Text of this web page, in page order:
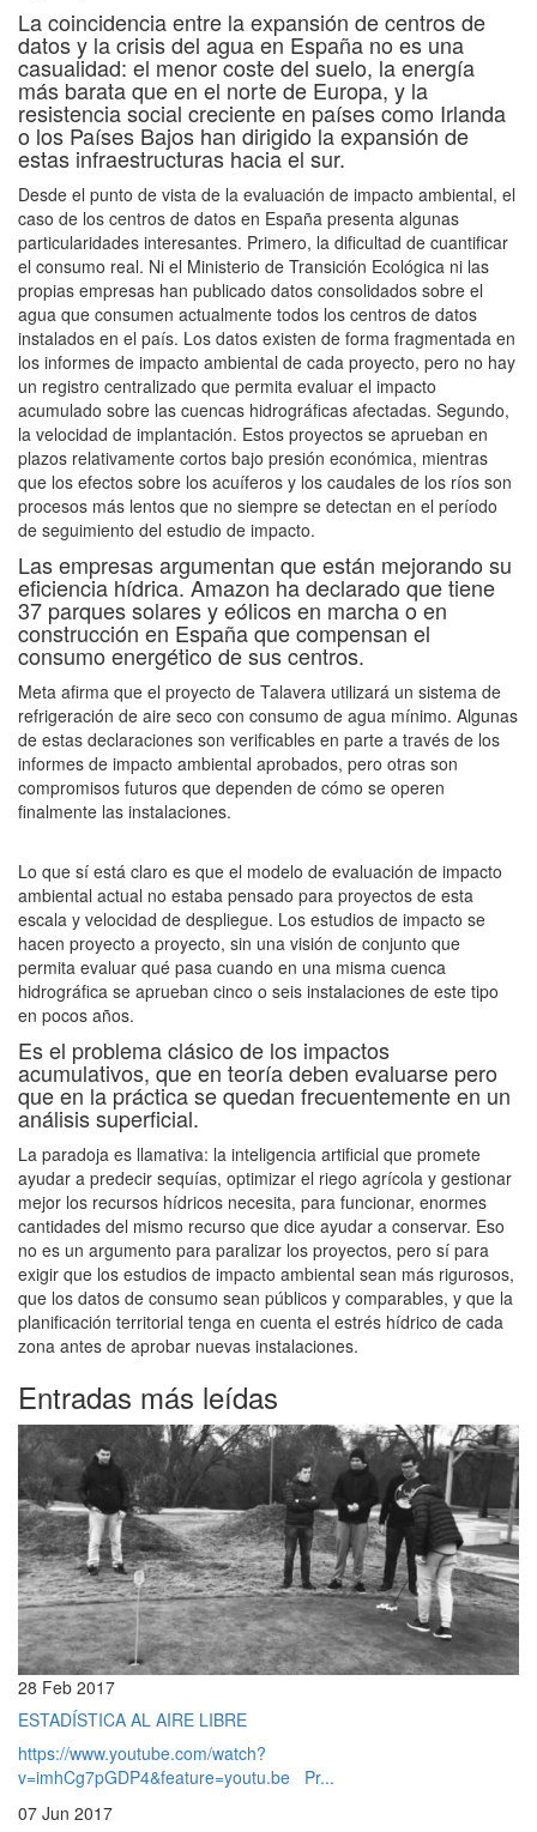
La coincidencia entre la expansión de centros de
datos y la crisis del agua en España no es una
casualidad: el menor coste del suelo, la energía
más barata que en el norte de Europa, y la
resistencia social creciente en países como Irlanda
o los Países Bajos han dirigido la expansión de
estas infraestructuras hacia el sur.
Desde el punto de vista de la evaluación de impacto ambiental, el
caso de los centros de datos en España presenta algunas
particularidades interesantes. Primero, la dificultad de cuantificar
el consumo real. Ni el Ministerio de Transición Ecológica ni las
propias empresas han publicado datos consolidados sobre el
agua que consumen actualmente todos los centros de datos
instalados en el país. Los datos existen de forma fragmentada en
los informes de impacto ambiental de cada proyecto, pero no hay
un registro centralizado que permita evaluar el impacto
acumulado sobre las cuencas hidrográficas afectadas. Segundo,
la velocidad de implantación. Estos proyectos se aprueban en
plazos relativamente cortos bajo presión económica, mientras
que los efectos sobre los acuíferos y los caudales de los ríos son
procesos más lentos que no siempre se detectan en el período
de seguimiento del estudio de impacto.
Las empresas argumentan que están mejorando su
eficiencia hídrica. Amazon ha declarado que tiene
37 parques solares y eólicos en marcha o en
construcción en España que compensan el
consumo energético de sus centros.
Meta afirma que el proyecto de Talavera utilizará un sistema de
refrigeración de aire seco con consumo de agua mínimo. Algunas
de estas declaraciones son verificables en parte a través de los
informes de impacto ambiental aprobados, pero otras son
compromisos futuros que dependen de cómo se operen
finalmente las instalaciones.
Lo que sí está claro es que el modelo de evaluación de impacto
ambiental actual no estaba pensado para proyectos de esta
escala y velocidad de despliegue. Los estudios de impacto se
hacen proyecto a proyecto, sin una visión de conjunto que
permita evaluar qué pasa cuando en una misma cuenca
hidrográfica se aprueban cinco o seis instalaciones de este tipo
en pocos años.
Es el problema clásico de los impactos
acumulativos, que en teoría deben evaluarse pero
que en la práctica se quedan frecuentemente en un
análisis superficial.
La paradoja es llamativa: la inteligencia artificial que promete
ayudar a predecir sequías, optimizar el riego agrícola y gestionar
mejor los recursos hídricos necesita, para funcionar, enormes
cantidades del mismo recurso que dice ayudar a conservar. Eso
no es un argumento para paralizar los proyectos, pero sí para
exigir que los estudios de impacto ambiental sean más rigurosos,
que los datos de consumo sean públicos y comparables, y que la
planificación territorial tenga en cuenta el estrés hídrico de cada
zona antes de aprobar nuevas instalaciones.
Entradas más leídas
28 Feb 2017
ESTADÍSTICA AL AIRE LIBRE
https://www.youtube.com/watch?
v=imhCg7pGDP4&feature=youtu.be Pr...
07 Jun 2017